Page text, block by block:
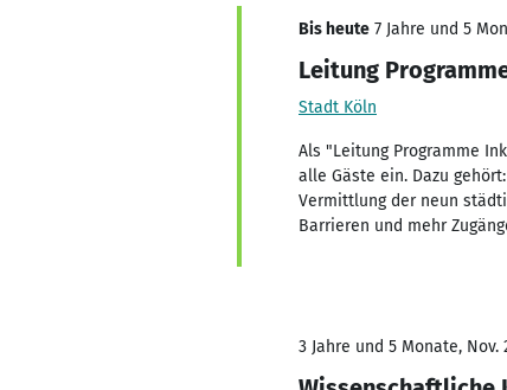
Bis heute 7 Jahre und 5
Leitung
Stadt Köln
Als "Leitung Programme
alle Gäste ein. Dazu
Vermittlung der neun
Barrieren und mehr
3 Jahre und 5 Monate, Nov.